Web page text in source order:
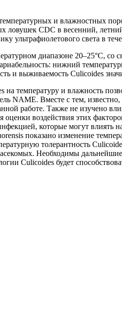
и влажностных
ловушек CDC в весенний,
ультрафиолетового света в
диапазоне 20–25°C,
нижний
и выживаемость Culicoides
температуру и влажность
NAME. Вместе с тем,
работе. Также не изучено
оценки воздействия этих
которые могут влиять
показано изменение
толерантность
Необходимы
Culicoides будет